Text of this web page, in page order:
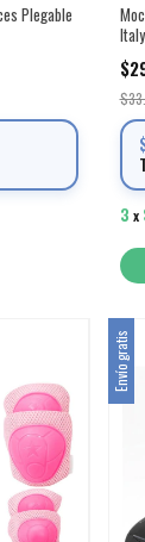
Plegable
3 x
Envío gratis